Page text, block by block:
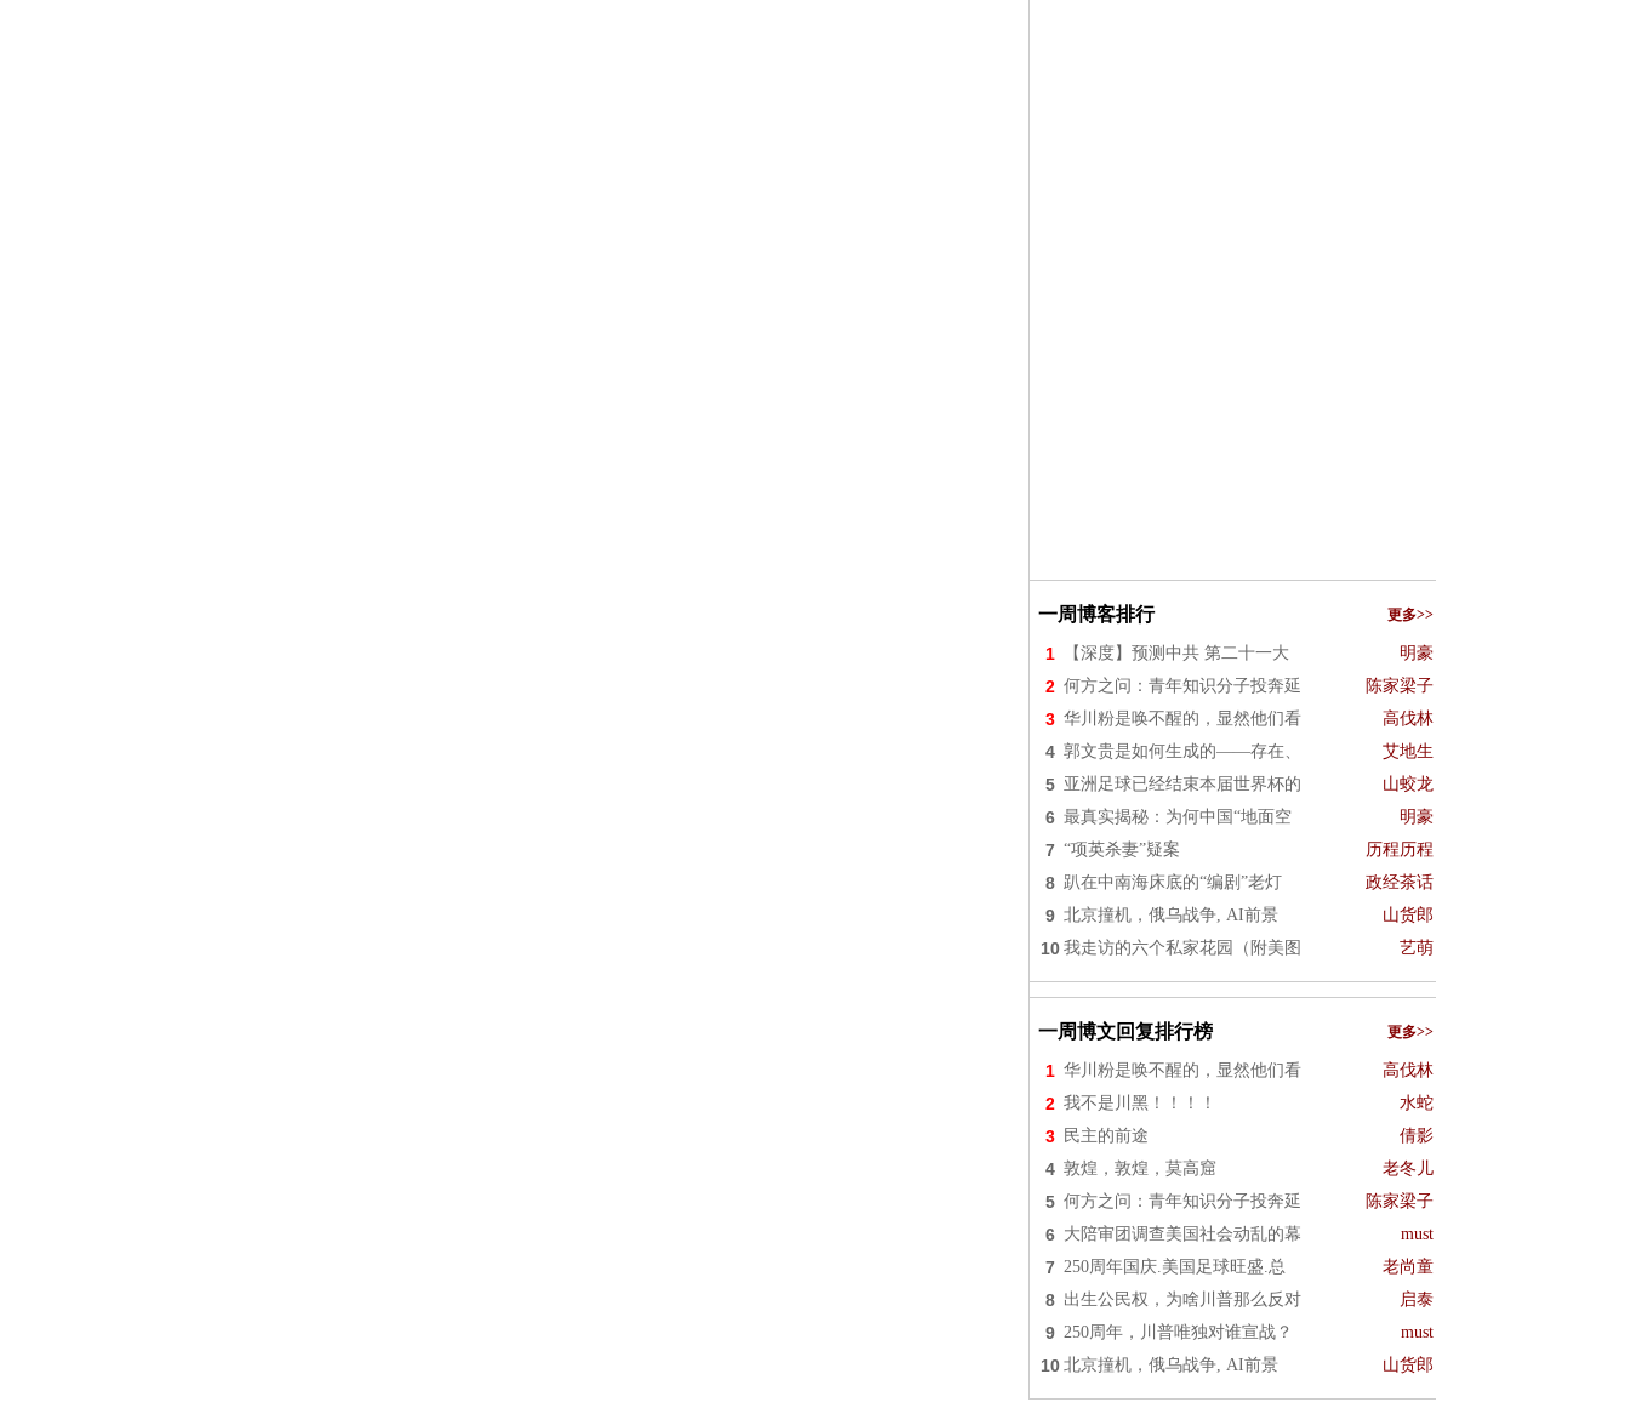
一周博客排行 更多>>
1 【深度】预测中共 第二十一大 明豪
2 何方之问：青年知识分子投奔延 陈家梁子
3 华川粉是唤不醒的，显然他们看 高伐林
4 郭文贵是如何生成的——存在、 艾地生
5 亚洲足球已经结束本届世界杯的 山蛟龙
6 最真实揭秘：为何中国“地面空 明豪
7 “项英杀妻”疑案 历程历程
8 趴在中南海床底的“编剧”老灯 政经茶话
9 北京撞机，俄乌战争, AI前景 山货郎
10 我走访的六个私家花园（附美图 艺萌
一周博文回复排行榜 更多>>
1 华川粉是唤不醒的，显然他们看 高伐林
2 我不是川黑！！！！ 水蛇
3 民主的前途 倩影
4 敦煌，敦煌，莫高窟 老冬儿
5 何方之问：青年知识分子投奔延 陈家梁子
6 大陪审团调查美国社会动乱的幕 must
7 250周年国庆.美国足球旺盛.总 老尚童
8 出生公民权，为啥川普那么反对 启泰
9 250周年，川普唯独对谁宣战？ must
10 北京撞机，俄乌战争, AI前景 山货郎